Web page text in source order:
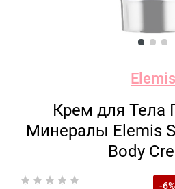
Elemis
Крем для Тела
Минералы Elemis
Body
-6%